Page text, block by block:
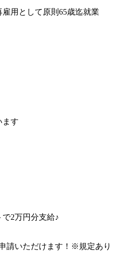
用として原則65歳迄就業
ます
2万円分支給♪
請いただけます！※規定あり